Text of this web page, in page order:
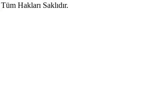
Tüm Hakları Saklıdır.